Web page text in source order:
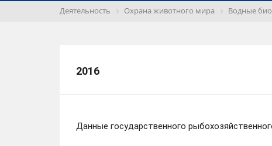
Деятельность Охрана животного мира Водные
2016
Данные государственного